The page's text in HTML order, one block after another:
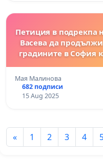
Петиция в подрекпа
Васева да
градините в София
Мая Малинова
682 подписи
15 Aug 2025
« 1 2 3 4